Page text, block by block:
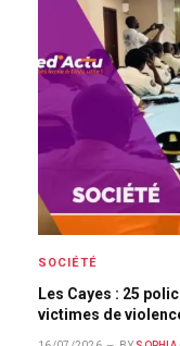
SOCIÉTÉ
Les Cayes : 25
victimes de